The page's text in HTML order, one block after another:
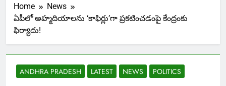
Home
News
ఏపీలో అహ్మదియాలను ‘కాఫిర్లు’గా ప్రకటించడంపై కేంద్రంకు
ఫిర్యాదు!
ANDHRA PRADESH LATEST NEWS POLITICS